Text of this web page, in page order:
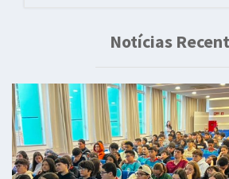
Notícias